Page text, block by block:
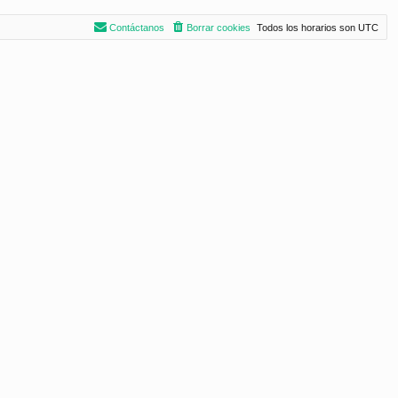
Todos los horarios son UTC
Borrar cookies
Contáctanos